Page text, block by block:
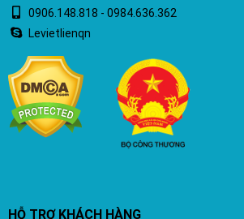
0906.148.818 - 0984.636.362
Levietlienqn
HỖ TRỢ KHÁCH HÀNG